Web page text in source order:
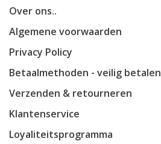
Over ons..
Algemene voorwaarden
Privacy Policy
Betaalmethoden - veilig betalen
Verzenden & retourneren
Klantenservice
Loyaliteitsprogramma